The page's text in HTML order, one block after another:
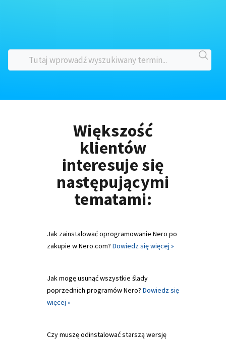
Większość
klientów
interesuje się
następującymi
tematami:
Jak zainstalować oprogramowanie Nero po
zakupie w Nero.com? Dowiedz się więcej »
Jak mogę usunąć wszystkie ślady
poprzednich programów Nero? Dowiedz się
więcej »
Czy muszę odinstalować starszą wersję